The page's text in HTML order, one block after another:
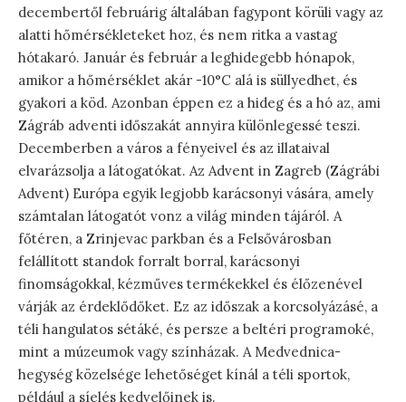
decembertől februárig általában fagypont körüli vagy az
alatti hőmérsékleteket hoz, és nem ritka a vastag
hótakaró. Január és február a leghidegebb hónapok,
amikor a hőmérséklet akár -10°C alá is süllyedhet, és
gyakori a köd. Azonban éppen ez a hideg és a hó az, ami
Zágráb adventi időszakát annyira különlegessé teszi.
Decemberben a város a fényeivel és az illataival
elvarázsolja a látogatókat. Az Advent in Zagreb (Zágrábi
Advent) Európa egyik legjobb karácsonyi vására, amely
számtalan látogatót vonz a világ minden tájáról. A
főtéren, a Zrinjevac parkban és a Felsővárosban
felállított standok forralt borral, karácsonyi
finomságokkal, kézműves termékekkel és élőzenével
várják az érdeklődőket. Ez az időszak a korcsolyázásé, a
téli hangulatos sétáké, és persze a beltéri programoké,
mint a múzeumok vagy színházak. A Medvednica-
hegység közelsége lehetőséget kínál a téli sportok,
például a síelés kedvelőinek is.